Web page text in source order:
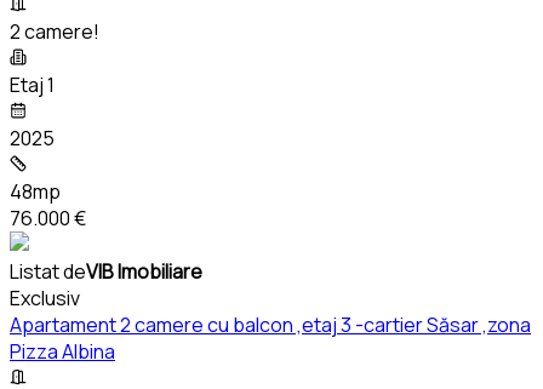
2 camere!
Etaj 1
2025
48mp
76.000 €
Listat deVIB Imobiliare
Exclusiv
Apartament 2 camere cu balcon ,etaj 3 -cartier Săsar ,zona
Pizza Albina